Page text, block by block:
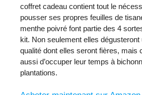
coffret cadeau contient tout le
pousser ses propres feuilles de
menthe poivré font partie des 4
kit. Non seulement elles dégusteront
qualité dont elles seront fières, mais
aussi d’occuper leur temps à
plantations.